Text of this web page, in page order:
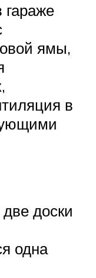
ямы,
в
доски
одна